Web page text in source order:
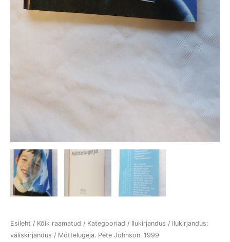
Esileht / Kõik raamatud / Kategooriad / Ilukirjandus / Ilukirjandus:
väliskirjandus / Mõttelugeja. Pete Johnson. 1999